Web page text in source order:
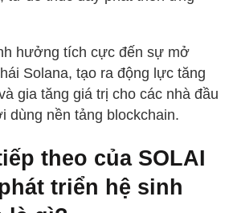
hưởng tích cực đến sự mở
Solana, tạo ra động lực tăng
gia tăng giá trị cho các nhà đầu
dùng nền tảng blockchain.
theo của SOLAI
triển hệ sinh